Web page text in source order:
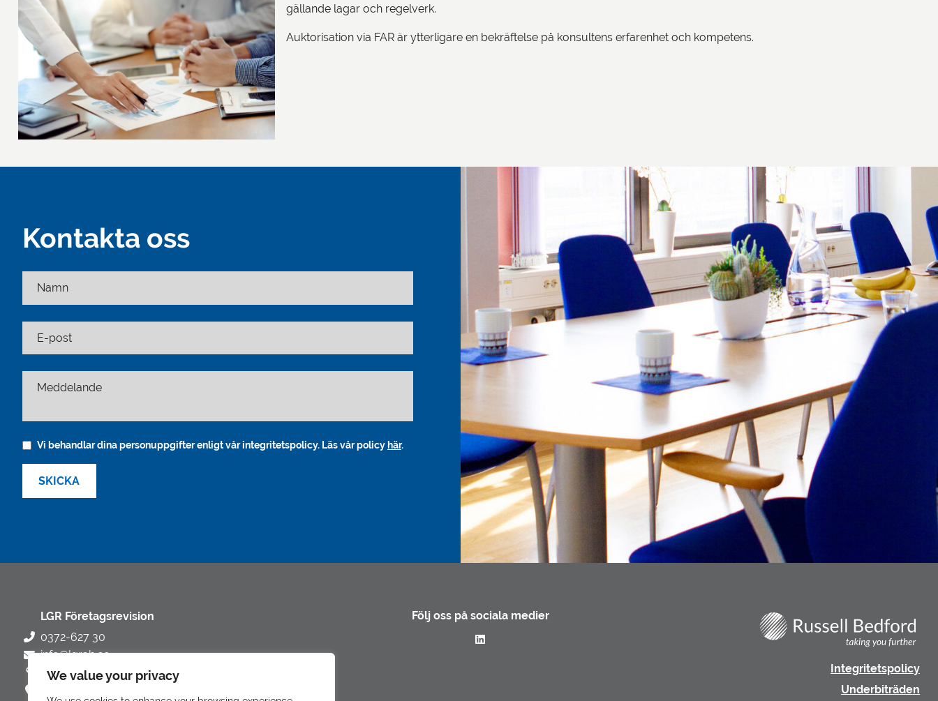
We value your privacy
gällande lagar och regelverk.
Auktorisation via FAR är ytterligare en bekräftelse på konsultens erfarenhet och kompetens.
Kontakta oss
Namn
E-post
Vi behandlar dina personuppgifter enligt vår integritetspolicy. Läs vår policy här.
LGR Företagsrevision
0372-627 30
info@lgrab.se
Gängesvägen 12 C, 341 31 Ljungby, Sverige
Följ oss på sociala medier
Integritetspolicy
Underbiträden